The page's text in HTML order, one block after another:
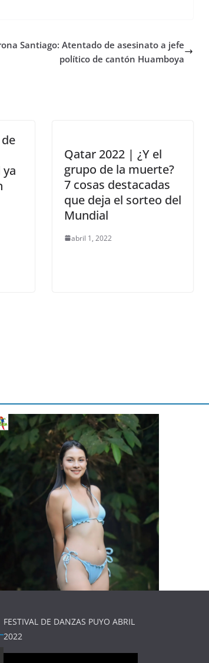
Santiago: Atentado de asesinato a jefe
político de cantón Huamboya
Qatar 2022 | ¿Y el
grupo de la muerte?
7 cosas destacadas
que deja el sorteo del
Mundial
abril 1, 2022
FESTIVAL DE DANZAS PUYO ABRIL
2022